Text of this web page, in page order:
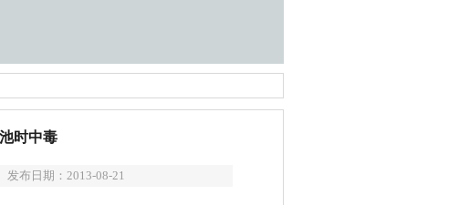
时中毒
发布日期：2013-08-21